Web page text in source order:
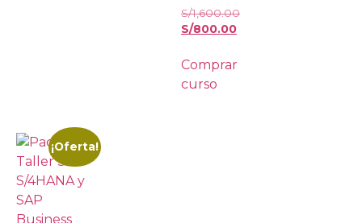
S/1,600.00
S/800.00
Comprar
curso
¡Oferta!